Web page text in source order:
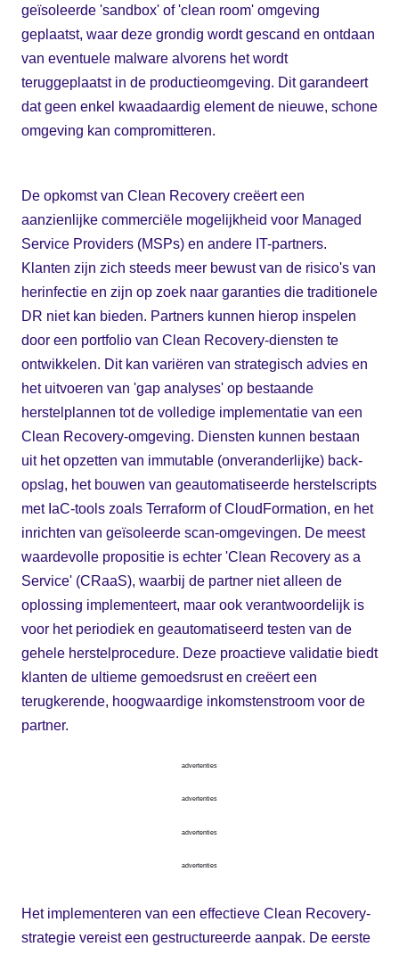
geïsoleerde 'sandbox' of 'clean room' omgeving
geplaatst, waar deze grondig wordt gescand en ontdaan
van eventuele malware alvorens het wordt
teruggeplaatst in de productieomgeving. Dit garandeert
dat geen enkel kwaadaardig element de nieuwe, schone
omgeving kan compromitteren.
De opkomst van Clean Recovery creëert een
aanzienlijke commerciële mogelijkheid voor Managed
Service Providers (MSPs) en andere IT-partners.
Klanten zijn zich steeds meer bewust van de risico's van
herinfectie en zijn op zoek naar garanties die traditionele
DR niet kan bieden. Partners kunnen hierop inspelen
door een portfolio van Clean Recovery-diensten te
ontwikkelen. Dit kan variëren van strategisch advies en
het uitvoeren van 'gap analyses' op bestaande
herstelplannen tot de volledige implementatie van een
Clean Recovery-omgeving. Diensten kunnen bestaan
uit het opzetten van immutable (onveranderlijke) back-
opslag, het bouwen van geautomatiseerde herstelscripts
met IaC-tools zoals Terraform of CloudFormation, en het
inrichten van geïsoleerde scan-omgevingen. De meest
waardevolle propositie is echter 'Clean Recovery as a
Service' (CRaaS), waarbij de partner niet alleen de
oplossing implementeert, maar ook verantwoordelijk is
voor het periodiek en geautomatiseerd testen van de
gehele herstelprocedure. Deze proactieve validatie biedt
klanten de ultieme gemoedsrust en creëert een
terugkerende, hoogwaardige inkomstenstroom voor de
partner.
advertenties
advertenties
advertenties
advertenties
Het implementeren van een effectieve Clean Recovery-
strategie vereist een gestructureerde aanpak. De eerste